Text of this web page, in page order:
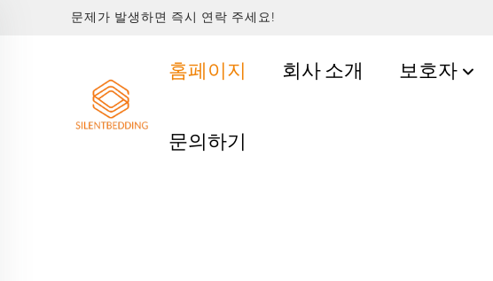
문제가 발생하면 즉시 연락 주세요!
홈페이지 회사 소개 보호자
문의하기